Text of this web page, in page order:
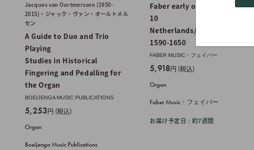
Jacques van Oortmerssen (1950-
2015)・ジャック・ヴァン・オールトメル
セン
A Guide to Duo and Trio
Playing
Studies in Historical
Fingering and Pedalling for
the Organ
BOEIJENGA MUSIC PUBLICATIONS
販
価
格
5,253円 (税込)
Organ
Boeijenga Music Publications
Faber early organ series: vol.
10
Netherlands/N Germany,
1590-1650
FABER MUSIC・フェイバー
販
価
格
5,918円 (税込)
Organ
Faber Music・フェイバー
お届け予定日 : 約7週間